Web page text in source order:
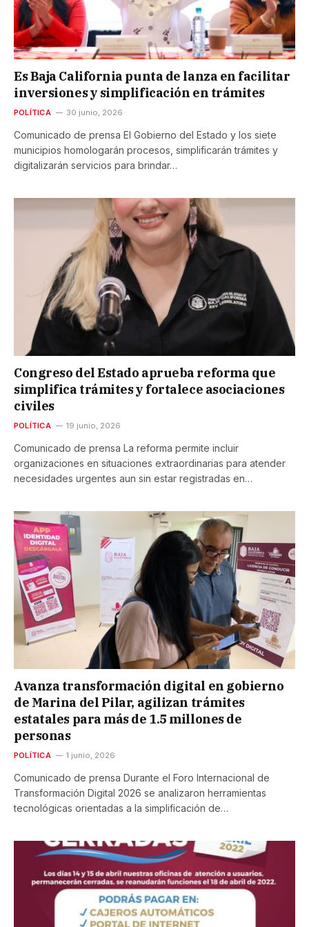
Es Baja California punta de lanza en facilitar
inversiones y simplificación en trámites
POLÍTICA 30 junio, 2026
Comunicado de prensa El Gobierno del Estado y los siete
municipios homologarán procesos, simplificarán trámites y
digitalizarán servicios para brindar…
Congreso del Estado aprueba reforma que
simplifica trámites y fortalece asociaciones
civiles
POLÍTICA 19 junio, 2026
Comunicado de prensa La reforma permite incluir
organizaciones en situaciones extraordinarias para atender
necesidades urgentes aun sin estar registradas en…
Avanza transformación digital en gobierno
de Marina del Pilar, agilizan trámites
estatales para más de 1.5 millones de
personas
POLÍTICA 1 junio, 2026
Comunicado de prensa Durante el Foro Internacional de
Transformación Digital 2026 se analizaron herramientas
tecnológicas orientadas a la simplificación de…